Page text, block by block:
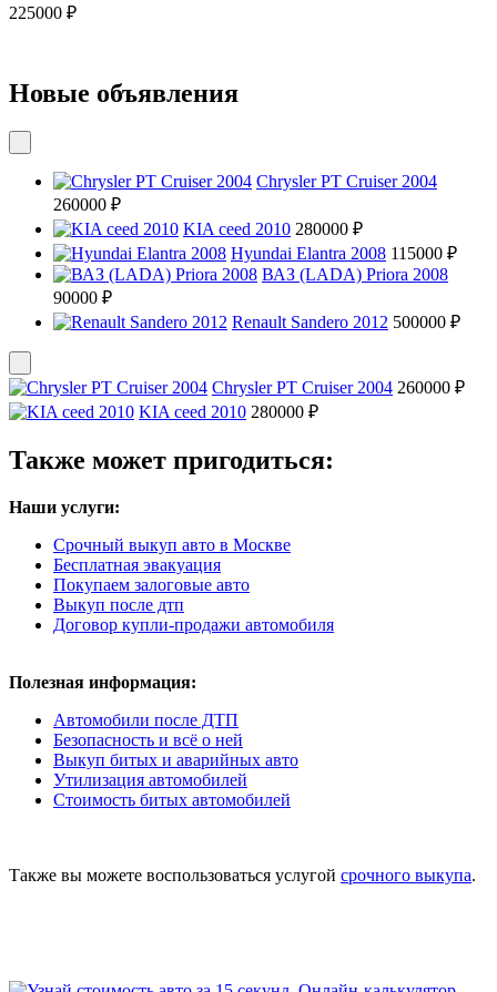
225000 ₽
Новые объявления
Chrysler PT Cruiser 2004
260000 ₽
KIA ceed 2010 280000 ₽
Hyundai Elantra 2008 115000 ₽
ВАЗ (LADA) Priora 2008
90000 ₽
Renault Sandero 2012 500000 ₽
Chrysler PT Cruiser 2004 260000 ₽
KIA ceed 2010 280000 ₽
Также может пригодиться:
Наши услуги:
Срочный выкуп авто в Москве
Бесплатная эвакуация
Покупаем залоговые авто
Выкуп после дтп
Договор купли-продажи автомобиля
Полезная информация:
Автомобили после ДТП
Безопасность и всё о ней
Выкуп битых и аварийных авто
Утилизация автомобилей
Стоимость битых автомобилей
Также вы можете воспользоваться услугой срочного выкупа.